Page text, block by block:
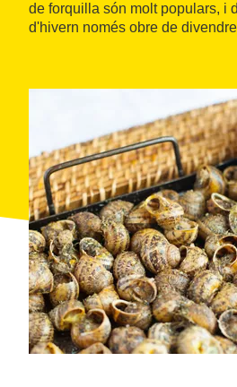
de forquilla són molt populars, i
d'hivern només obre de